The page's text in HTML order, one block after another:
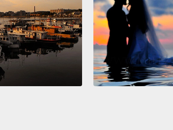
Ugh, I'm gonna check if it's locked.
呃啊，我要去檢查到底有沒有鎖。
Oh my God! A clown's chasing me off a
救命啊!有小丑在追我，把我逼到懸崖了!只是